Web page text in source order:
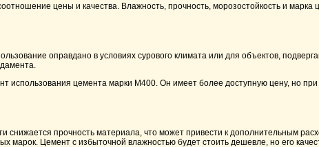
цены и качества. Влажность, прочность, морозостойкость и марка
оправдано в условиях сурового климата или для объектов,
использования цемента марки М400 . Он имеет более доступную цену, но
прочность материала, что может привести к дополнительным
Цемент с избыточной влажностью будет стоить дешевле, но его